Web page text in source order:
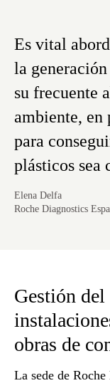
Es vital
la
su frecuente
ambiente,
para
plásticos sea
Elena Delfa
Roche Diagnostics
Gestión del
obras de
La sede de Roche